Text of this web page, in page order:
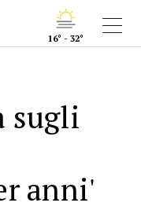
16° - 32°
sugli
anni'